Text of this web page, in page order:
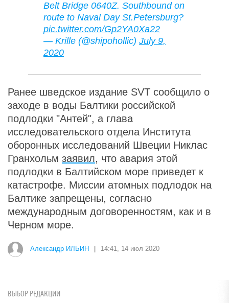
Belt Bridge 0640Z. Southbound on
route to Naval Day St.Petersburg?
pic.twitter.com/Gp2YA0Xa22
— Krille (@shipohollic) July 9,
2020
Ранее шведское издание SVT сообщило о
заходе в воды Балтики российской
подлодки "Антей", а глава
исследовательского отдела Института
оборонных исследований Швеции Никлас
Гранхольм заявил, что авария этой
подлодки в Балтийском море приведет к
катастрофе. Миссии атомных подлодок на
Балтике запрещены, согласно
международным договоренностям, как и в
Черном море.
Александр ИЛЬИН 14:41, 14 июл 2020
ВЫБОР РЕДАКЦИИ